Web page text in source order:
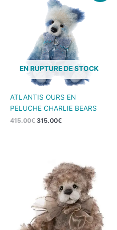
EN RUPTURE DE STOCK
ATLANTIS OURS EN
PELUCHE CHARLIE BEARS
415.00€
initial
était :
415.00€.
315.00€
actuel
est :
315.00€.